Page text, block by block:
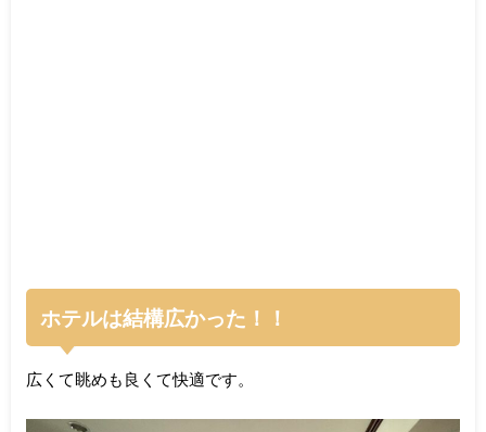
ホテルは結構広かった！！
広くて眺めも良くて快適です。